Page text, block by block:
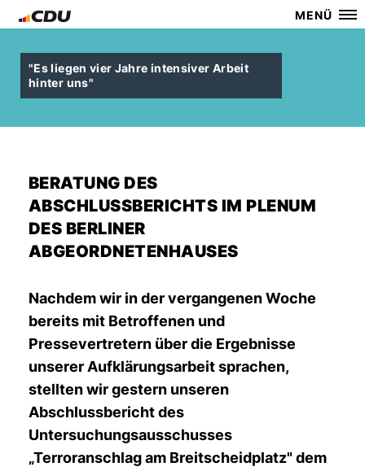
MENÜ
"Es liegen vier Jahre intensiver Arbeit
hinter uns"
BERATUNG DES
ABSCHLUSSBERICHTS IM PLENUM
DES BERLINER
ABGEORDNETENHAUSES
Nachdem wir in der vergangenen Woche
bereits mit Betroffenen und
Pressevertretern über die Ergebnisse
unserer Aufklärungsarbeit sprachen,
stellten wir gestern unseren
Abschlussbericht des
Untersuchungsausschusses
Terroranschlag am Breitscheidplatz" dem